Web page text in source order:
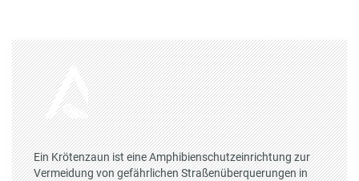
Ein Krötenzaun ist eine Amphibienschutzeinrichtung zur
Vermeidung von gefährlichen Straßenüberquerungen in